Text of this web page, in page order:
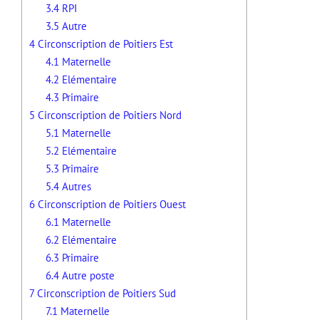
3.4RPI
3.5 Autre
4 Circonscription de Poitiers Est
4.1 Maternelle
4.2 Elémentaire
4.3 Primaire
5 Circonscription de Poitiers Nord
5.1 Maternelle
5.2 Elémentaire
5.3 Primaire
5.4Autres
6 Circonscription de Poitiers Ouest
6.1 Maternelle
6.2 Elémentaire
6.3 Primaire
6.4Autre poste
7 Circonscription de Poitiers Sud
7.1 Maternelle